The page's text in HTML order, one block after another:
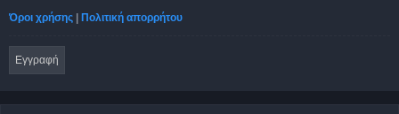
Όροι χρήσης | Πολιτική απορρήτου
Εγγραφή